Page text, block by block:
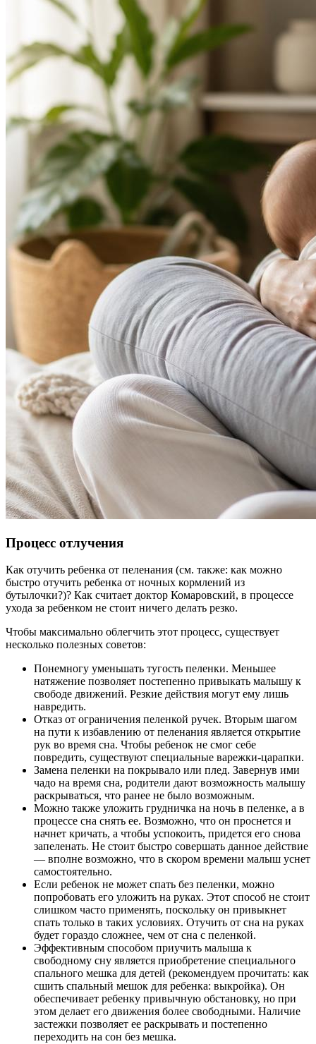
Процесс отлучения
Как отучить ребенка от пеленания (см. также: как можно
быстро отучить ребенка от ночных кормлений из
бутылочки?)? Как считает доктор Комаровский, в процессе
ухода за ребенком не стоит ничего делать резко.
Чтобы максимально облегчить этот процесс, существует
несколько полезных советов:
Понемногу уменьшать тугость пеленки. Меньшее
натяжение позволяет постепенно привыкать малышу к
свободе движений. Резкие действия могут ему лишь
навредить.
Отказ от ограничения пеленкой ручек. Вторым шагом
на пути к избавлению от пеленания является открытие
рук во время сна. Чтобы ребенок не смог себе
повредить, существуют специальные варежки-царапки.
Замена пеленки на покрывало или плед. Завернув ими
чадо на время сна, родители дают возможность малышу
раскрываться, что ранее не было возможным.
Можно также уложить грудничка на ночь в пеленке, а в
процессе сна снять ее. Возможно, что он проснется и
начнет кричать, а чтобы успокоить, придется его снова
запеленать. Не стоит быстро совершать данное действие
— вполне возможно, что в скором времени малыш уснет
самостоятельно.
Если ребенок не может спать без пеленки, можно
попробовать его уложить на руках. Этот способ не стоит
слишком часто применять, поскольку он привыкнет
спать только в таких условиях. Отучить от сна на руках
будет гораздо сложнее, чем от сна с пеленкой.
Эффективным способом приучить малыша к
свободному сну является приобретение специального
спального мешка для детей (рекомендуем прочитать: как
сшить спальный мешок для ребенка: выкройка). Он
обеспечивает ребенку привычную обстановку, но при
этом делает его движения более свободными. Наличие
застежки позволяет ее раскрывать и постепенно
переходить на сон без мешка.